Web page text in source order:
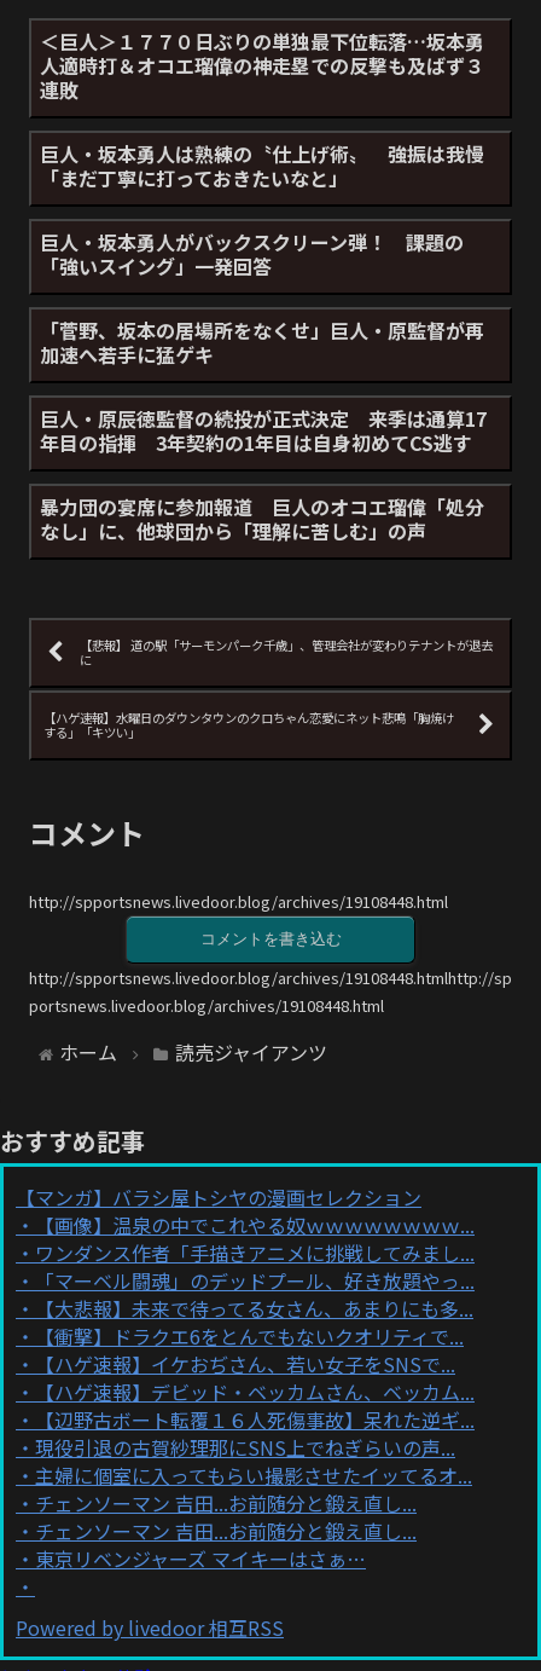
＜巨人＞１７７０日ぶりの単独最下位転落…坂本勇
人適時打＆オコエ瑠偉の神走塁での反撃も及ばず３
連敗
巨人・坂本勇人は熟練の〝仕上げ術〟 強振は我慢
「まだ丁寧に打っておきたいなと」
巨人・坂本勇人がバックスクリーン弾！ 課題の
「強いスイング」一発回答
「菅野、坂本の居場所をなくせ」巨人・原監督が再
加速へ若手に猛ゲキ
巨人・原辰徳監督の続投が正式決定 来季は通算17
年目の指揮 3年契約の1年目は自身初めてCS逃す
暴力団の宴席に参加報道 巨人のオコエ瑠偉「処分
なし」に、他球団から「理解に苦しむ」の声
【悲報】 道の駅「サーモンパーク千歳」、管理会社が変わりテナントが退去
に
【ハゲ速報】水曜日のダウンタウンのクロちゃん恋愛にネット悲鳴「胸焼け
する」「キツい」
コメント
http://spportsnews.livedoor.blog/archives/19108448.html
コメントを書き込む
http://spportsnews.livedoor.blog/archives/19108448.htmlhttp://sp
portsnews.livedoor.blog/archives/19108448.html
ホーム 読売ジャイアンツ
おすすめ記事
【マンガ】バラシ屋トシヤの漫画セレクション
【画像】温泉の中でこれやる奴ｗｗｗｗｗｗｗｗ...
ワンダンス作者「手描きアニメに挑戦してみまし...
「マーベル闘魂」のデッドプール、好き放題やっ...
【大悲報】未来で待ってる女さん、あまりにも多...
【衝撃】ドラクエ6をとんでもないクオリティで...
【ハゲ速報】イケおぢさん、若い女子をSNSで...
【ハゲ速報】デビッド・ベッカムさん、ベッカム...
【辺野古ボート転覆１６人死傷事故】呆れた逆ギ...
現役引退の古賀紗理那にSNS上でねぎらいの声...
主婦に個室に入ってもらい撮影させたイッてるオ...
チェンソーマン 吉田...お前随分と鍛え直し...
チェンソーマン 吉田...お前随分と鍛え直し...
東京リベンジャーズ マイキーはさぁ…
Powered by livedoor 相互RSS